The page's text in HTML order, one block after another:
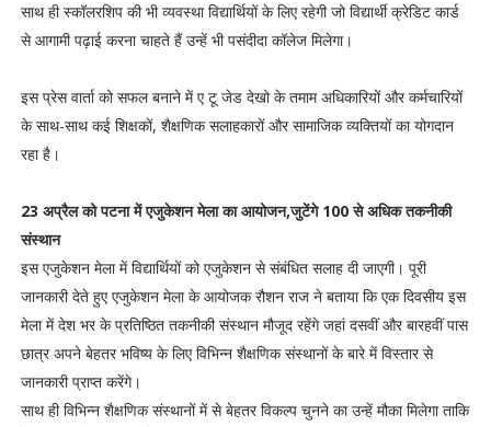
साथ ही स्कॉलरशिप की भी व्यवस्था विद्यार्थियों के लिए रहेगी जो विद्यार्थी क्रेडिट कार्ड
से आगामी पढ़ाई करना चाहते हैं उन्हें भी पसंदीदा कॉलेज मिलेगा।
इस प्रेस वार्ता को सफल बनाने में ए टू जेड देखो के तमाम अधिकारियों और कर्मचारियों
के साथ-साथ कई शिक्षकों, शैक्षणिक सलाहकारों और सामाजिक व्यक्तियों का योगदान
रहा है।
23 अप्रैल को पटना में एजुकेशन मेला का आयोजन,जुटेंगे 100 से अधिक तकनीकी
संस्थान
इस एजुकेशन मेला में विद्यार्थियों को एजुकेशन से संबंधित सलाह दी जाएगी। पूरी
जानकारी देते हुए एजुकेशन मेला के आयोजक रौशन राज ने बताया कि एक दिवसीय इस
मेला में देश भर के प्रतिष्ठित तकनीकी संस्थान मौजूद रहेंगे जहां दसवीं और बारहवीं पास
छात्र अपने बेहतर भविष्य के लिए विभिन्न शैक्षणिक संस्थानों के बारे में विस्तार से
जानकारी प्राप्त करेंगे।
साथ ही विभिन्न शैक्षणिक संस्थानों में से बेहतर विकल्प चुनने का उन्हें मौका मिलेगा ताकि